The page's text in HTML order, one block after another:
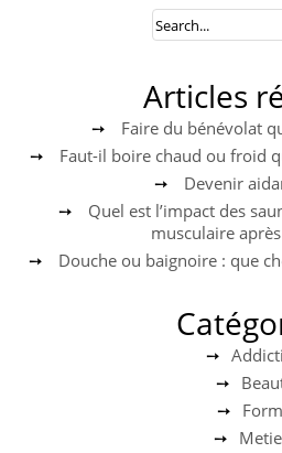
Articles
Faire du bénévolat
Faut-il boire chaud ou froid
Devenir
Quel est l’impact des
musculaire après
Douche ou baignoire : que